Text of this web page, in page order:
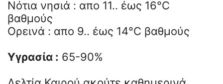
Νότια νησιά : απο 11.. έως 16°C
βαθμούς
Ορεινά : απο 9.. έως 14°C βαθμούς
Υγρασία : 65-90%